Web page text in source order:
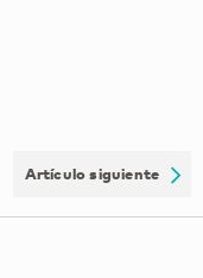
Artículo siguiente